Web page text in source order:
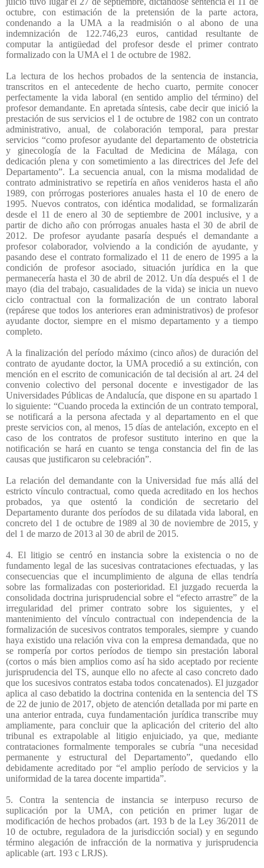
octubre, con estimación de la pretensión de la parte actora,
condenando a la UMA a la readmisión o al abono de una
indemnización de 122.746,23 euros, cantidad resultante de
computar la antigüedad del profesor desde el primer contrato
formalizado con la UMA el 1 de octubre de 1982.
La lectura de los hechos probados de la sentencia de instancia,
transcritos en el antecedente de hecho cuarto, permite conocer
perfectamente la vida laboral (en sentido amplio del término) del
profesor demandante. En apretada síntesis, cabe decir que inició la
prestación de sus servicios el 1 de octubre de 1982 con un contrato
administrativo, anual, de colaboración temporal, para prestar
servicios “como profesor ayudante del departamento de obstetricia
y ginecología de la Facultad de Medicina de Málaga, con
dedicación plena y con sometimiento a las directrices del Jefe del
Departamento”. La secuencia anual, con la misma modalidad de
contrato administrativo se repetiría en años venideros hasta el año
1989, con prórrogas posteriores anuales hasta el 10 de enero de
1995. Nuevos contratos, con idéntica modalidad, se formalizarán
desde el 11 de enero al 30 de septiembre de 2001 inclusive, y a
partir de dicho año con prórrogas anuales hasta el 30 de abril de
2012. De profesor ayudante pasaría después el demandante a
profesor colaborador, volviendo a la condición de ayudante, y
pasando dese el contrato formalizado el 11 de enero de 1995 a la
condición de profesor asociado, situación jurídica en la que
permanecería hasta el 30 de abril de 2012. Un día después el 1 de
mayo (dia del trabajo, casualidades de la vida) se inicia un nuevo
ciclo contractual con la formalización de un contrato laboral
(repárese que todos los anteriores eran administrativos) de profesor
ayudante doctor, siempre en el mismo departamento y a tiempo
completo.
A la finalización del período máximo (cinco años) de duración del
contrato de ayudante doctor, la UMA procedió a su extinción, con
mención en el escrito de comunicación de tal decisión al art. 24 del
convenio colectivo del personal docente e investigador de las
Universidades Públicas de Andalucía, que dispone en su apartado 1
lo siguiente: “Cuando proceda la extinción de un contrato temporal,
se notificará a la persona afectada y al departamento en el que
preste servicios con, al menos, 15 días de antelación, excepto en el
caso de los contratos de profesor sustituto interino en que la
notificación se hará en cuanto se tenga constancia del fin de las
causas que justificaron su celebración”.
La relación del demandante con la Universidad fue más allá del
estricto vínculo contractual, como queda acreditado en los hechos
probados, ya que ostentó la condición de secretario del
Departamento durante dos períodos de su dilatada vida laboral, en
concreto del 1 de octubre de 1989 al 30 de noviembre de 2015, y
del 1 de marzo de 2013 al 30 de abril de 2015.
4. El litigio se centró en instancia sobre la existencia o no de
fundamento legal de las sucesivas contrataciones efectuadas, y las
consecuencias que el incumplimiento de alguna de ellas tendría
sobre las formalizadas con posterioridad. El juzgado recuerda la
consolidada doctrina jurisprudencial sobre el “efecto arrastre” de la
irregularidad del primer contrato sobre los siguientes, y el
mantenimiento del vínculo contractual con independencia de la
formalización de sucesivos contratos temporales, siempre y cuando
haya existido una relación viva con la empresa demandada, que no
se rompería por cortos períodos de tiempo sin prestación laboral
(cortos o más bien amplios como así ha sido aceptado por reciente
jurisprudencia del TS, aunque ello no afecte al caso concreto dado
que los sucesivos contratos estaba todos concatenados). El juzgador
aplica al caso debatido la doctrina contenida en la sentencia del TS
de 22 de junio de 2017, objeto de atención detallada por mi parte en
una anterior entrada, cuya fundamentación jurídica transcribe muy
ampliamente, para concluir que la aplicación del criterio del alto
tribunal es extrapolable al litigio enjuiciado, ya que, mediante
contrataciones formalmente temporales se cubría “una necesidad
permanente y estructural del Departamento”, quedando ello
debidamente acreditado por “el amplio período de servicios y la
uniformidad de la tarea docente impartida”.
5. Contra la sentencia de instancia se interpuso recurso de
suplicación por la UMA, con petición en primer lugar de
modificación de hechos probados (art. 193 b de la Ley 36/2011 de
10 de octubre, reguladora de la jurisdicción social) y en segundo
término alegación de infracción de la normativa y jurisprudencia
aplicable (art. 193 c LRJS).